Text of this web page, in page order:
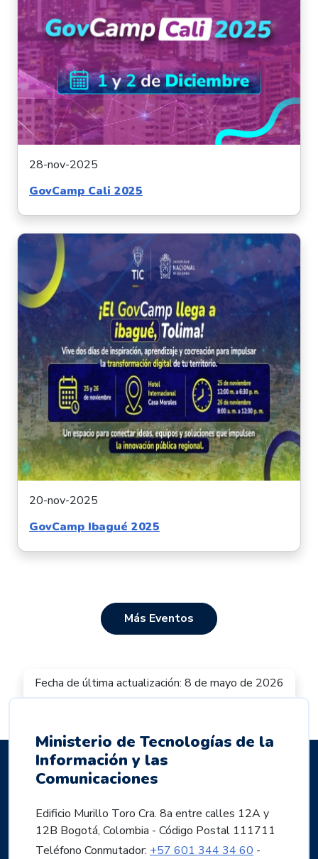
28-nov-2025
GovCamp Cali 2025
20-nov-2025
GovCamp Ibagué 2025
Más Eventos
Fecha de última actualización: 8 de mayo de 2026
Ministerio de Tecnologías de la
Información y las
Comunicaciones
Edificio Murillo Toro Cra. 8a entre calles 12A y
12B Bogotá, Colombia - Código Postal 111711
Teléfono Conmutador: +57 601 344 34 60 -